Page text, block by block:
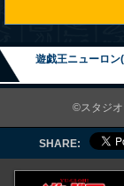
遊戯王ニューロ
©スタジオ
SHARE: